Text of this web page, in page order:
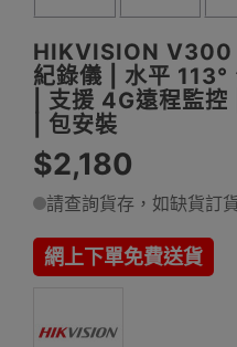
HIKVISION V300
紀錄儀 | 水平
| 支援 4G遠程監
| 包安裝
$2,180
請查詢貨存，如缺貨訂
網上下單免費送貨